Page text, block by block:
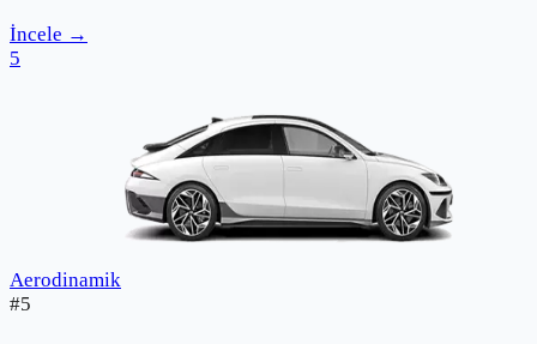
İncele →
5
Aerodinamik
#5